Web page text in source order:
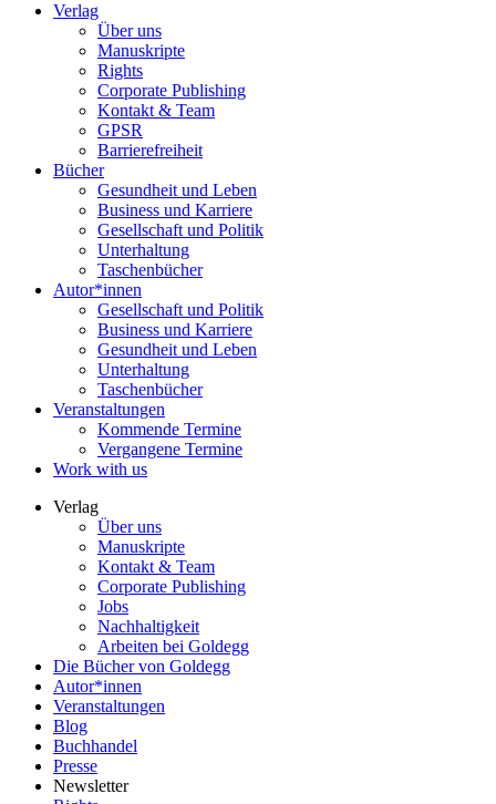
Verlag
Über uns
Manuskripte
Rights
Corporate Publishing
Kontakt & Team
GPSR
Barrierefreiheit
Bücher
Gesundheit und Leben
Business und Karriere
Gesellschaft und Politik
Unterhaltung
Taschenbücher
Autor*innen
Gesellschaft und Politik
Business und Karriere
Gesundheit und Leben
Unterhaltung
Taschenbücher
Veranstaltungen
Kommende Termine
Vergangene Termine
Work with us
Verlag
Über uns
Manuskripte
Kontakt & Team
Corporate Publishing
Jobs
Nachhaltigkeit
Arbeiten bei Goldegg
Die Bücher von Goldegg
Autor*innen
Veranstaltungen
Blog
Buchhandel
Presse
Newsletter